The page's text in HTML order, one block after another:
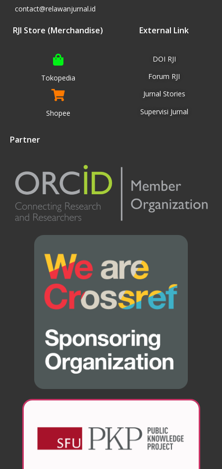
contact@relawanjurnal.id
RJI Store (Merchandise)
Tokopedia
Shopee
External Link
DOI RJI
Forum RJI
Jurnal Stories
Supervisi Jurnal
Partner